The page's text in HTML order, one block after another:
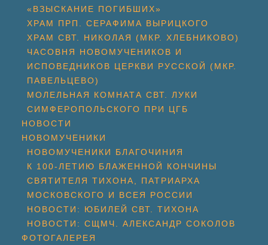
«ВЗЫСКАНИЕ ПОГИБШИХ»
ХРАМ ПРП. СЕРАФИМА ВЫРИЦКОГО
ХРАМ СВТ. НИКОЛАЯ (МКР. ХЛЕБНИКОВО)
ЧАСОВНЯ НОВОМУЧЕНИКОВ И
ИСПОВЕДНИКОВ ЦЕРКВИ РУССКОЙ (МКР.
ПАВЕЛЬЦЕВО)
МОЛЕЛЬНАЯ КОМНАТА СВТ. ЛУКИ
СИМФЕРОПОЛЬСКОГО ПРИ ЦГБ
НОВОСТИ
НОВОМУЧЕНИКИ
НОВОМУЧЕНИКИ БЛАГОЧИНИЯ
К 100-ЛЕТИЮ БЛАЖЕННОЙ КОНЧИНЫ
СВЯТИТЕЛЯ ТИХОНА, ПАТРИАРХА
МОСКОВСКОГО И ВСЕЯ РОССИИ
НОВОСТИ: ЮБИЛЕЙ СВТ. ТИХОНА
НОВОСТИ: СЩМЧ. АЛЕКСАНДР СОКОЛОВ
ФОТОГАЛЕРЕЯ